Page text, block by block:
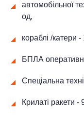
автомобільної
од,
кораблі /катери
БПЛА
Спеціальна
Крилаті ракети -